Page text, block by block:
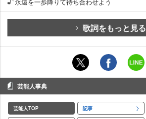
歌詞をもっと見る
芸能人事典
芸能人TOP 記事